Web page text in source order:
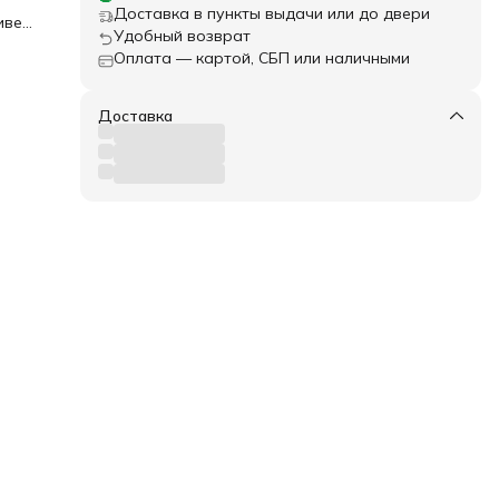
Доставка в пункты выдачи или до двери
Удобный возврат
Оплата — картой, СБП или наличными
Доставка